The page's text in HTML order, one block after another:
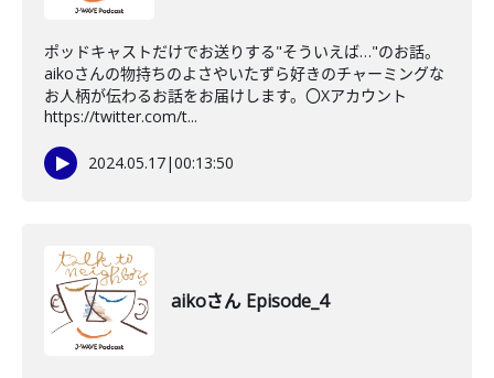
ポッドキャストだけでお送りする"そういえば…"のお話。
aikoさんの物持ちのよさやいたずら好きのチャーミングな
お人柄が伝わるお話をお届けします。〇Xアカウント
https://twitter.com/t...
2024.05.17|00:13:50
aikoさん Episode_4